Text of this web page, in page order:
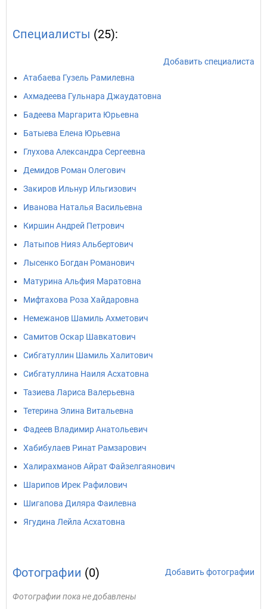
Специалисты (25):
Добавить специалиста
Атабаева Гузель Рамилевна
Ахмадеева Гульнара Джаудатовна
Бадеева Маргарита Юрьевна
Батыева Елена Юрьевна
Глухова Александра Сергеевна
Демидов Роман Олегович
Закиров Ильнур Ильгизович
Иванова Наталья Васильевна
Киршин Андрей Петрович
Латыпов Нияз Альбертович
Лысенко Богдан Романович
Матурина Альфия Маратовна
Мифтахова Роза Хайдаровна
Немежанов Шамиль Ахметович
Самитов Оскар Шавкатович
Сибгатуллин Шамиль Халитович
Сибгатуллина Наиля Асхатовна
Тазиева Лариса Валерьевна
Тетерина Элина Витальевна
Фадеев Владимир Анатольевич
Хабибулаев Ринат Рамзарович
Халирахманов Айрат Файзелгаянович
Шарипов Ирек Рафилович
Шигапова Диляра Фаилевна
Ягудина Лейла Асхатовна
Фотографии (0) Добавить фотографии
Фотографии пока не добавлены